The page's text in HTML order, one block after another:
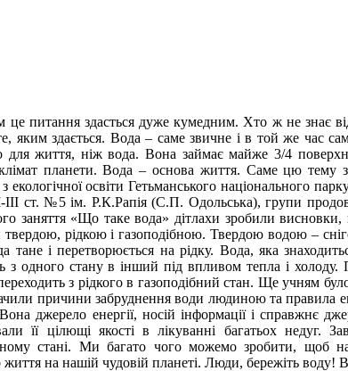
це питання здасться дуже кумедним. Хто ж не знає
яким здається. Вода – саме звичне і в той же час
для життя, ніж вода. Вона займає майже 3/4
планети. Вода – основа життя. Саме цю тему
з екологічної освіти Гетьманського
ст. №5 ім. Р.К.Рапія (С.П. Одольська), групи
заняття «Що таке вода» дітлахи зробили
рідкою і газоподібною. Твердою водою –
тане і перетворюється на рідку. Вода, яка
з одного стану в інший під впливом тепла і холоду.
з рідкого в газоподібний стан. Ще учням
причини забруднення води людиною та
джерело енергії, носій інформації і справжнє
її цілющі якості в лікуванні багатьох недуг.
стані. Ми багато чого можемо зробити, щоб
на нашій чудовій планеті. Люди, бережіть воду!